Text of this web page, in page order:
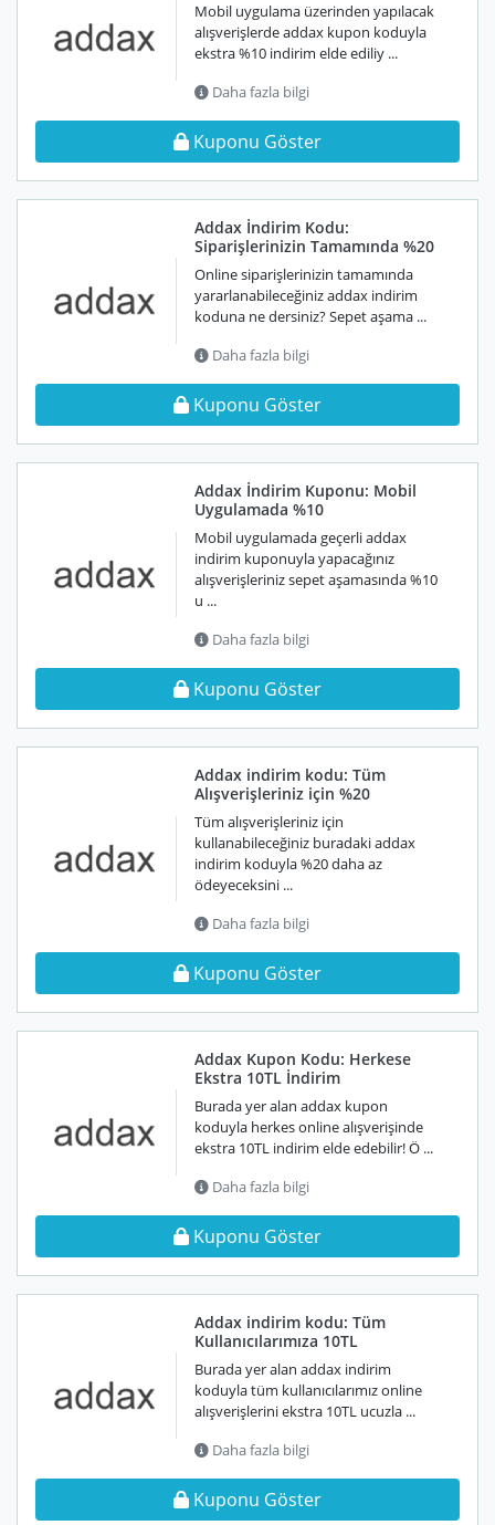
Mobil uygulama üzerinden yapılacak
alışverişlerde addax kupon koduyla
ekstra %10 indirim elde ediliy ...
Daha fazla bilgi
Kuponu Göster
Addax İndirim Kodu:
Siparişlerinizin Tamamında %20
Online siparişlerinizin tamamında
yararlanabileceğiniz addax indirim
koduna ne dersiniz? Sepet aşama ...
Daha fazla bilgi
Kuponu Göster
Addax İndirim Kuponu: Mobil
Uygulamada %10
Mobil uygulamada geçerli addax
indirim kuponuyla yapacağınız
alışverişleriniz sepet aşamasında %10
u ...
Daha fazla bilgi
Kuponu Göster
Addax indirim kodu: Tüm
Alışverişleriniz için %20
Tüm alışverişleriniz için
kullanabileceğiniz buradaki addax
indirim koduyla %20 daha az
ödeyeceksini ...
Daha fazla bilgi
Kuponu Göster
Addax Kupon Kodu: Herkese
Ekstra 10TL İndirim
Burada yer alan addax kupon
koduyla herkes online alışverişinde
ekstra 10TL indirim elde edebilir! Ö ...
Daha fazla bilgi
Kuponu Göster
Addax indirim kodu: Tüm
Kullanıcılarımıza 10TL
Burada yer alan addax indirim
koduyla tüm kullanıcılarımız online
alışverişlerini ekstra 10TL ucuzla ...
Daha fazla bilgi
Kuponu Göster